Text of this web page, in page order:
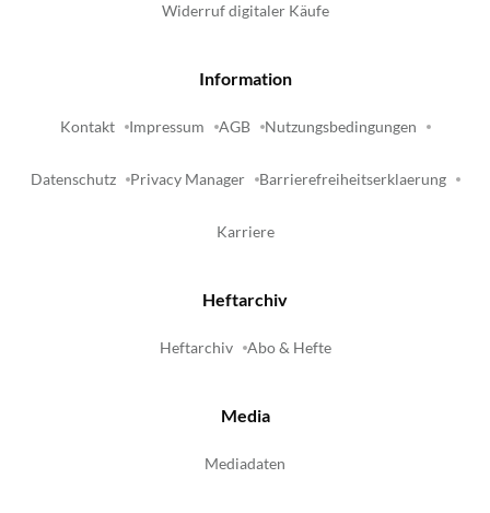
Widerruf digitaler Käufe
Information
Kontakt Impressum AGB Nutzungsbedingungen
Datenschutz Privacy Manager Barrierefreiheitserklaerung
Karriere
Heftarchiv
Heftarchiv Abo & Hefte
Media
Mediadaten